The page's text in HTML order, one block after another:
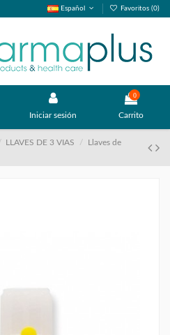
Español Favoritos (0)
Iniciar sesión
0
Carrito
LLAVES DE 3 VIAS
Llaves de